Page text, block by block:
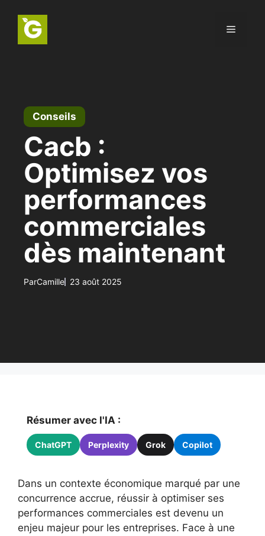
contenu
Menu
Conseils
Cacb :
Optimisez vos
performances
commerciales
dès maintenant
ParCamille 23 août 2025
Résumer avec l'IA :
ChatGPT Perplexity Grok Copilot
Dans un contexte économique marqué par une
concurrence accrue, réussir à optimiser ses
performances commerciales est devenu un
enjeu majeur pour les entreprises. Face à une